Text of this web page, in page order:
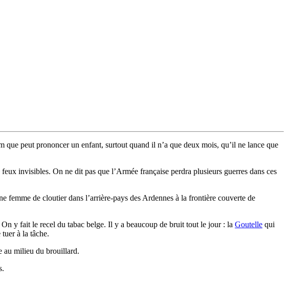
que peut prononcer un enfant, surtout quand il n’a que deux mois, qu’il ne lance que
invisibles. On ne dit pas que l’Armée française perdra plusieurs guerres dans ces
de cloutier dans l’arrière-pays des Ardennes à la frontière couverte de
y fait le recel du tabac belge. Il y a beaucoup de bruit tout le jour : la Goutelle qui
à la tâche.
au milieu du brouillard.